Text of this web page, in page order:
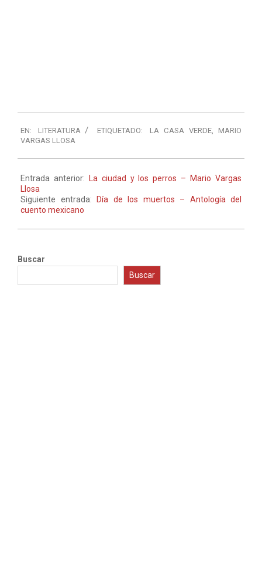
EN: LITERATURA ETIQUETADO: LA CASA VERDE, MARIO
VARGAS LLOSA
Entrada anterior: La ciudad y los perros – Mario Vargas
Llosa
Siguiente entrada: Día de los muertos – Antología del
cuento mexicano
Buscar
Buscar